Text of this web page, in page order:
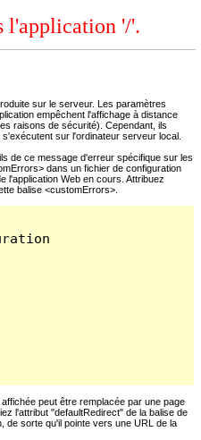
l'application '/'.
sur le serveur. Les paramètres
empêchent l'affichage à distance
raisons de sécurité). Cependant, ils
sur l'ordinateur serveur local.
de ce message d'erreur spécifique sur les
dans un fichier de configuration
l'application Web en cours. Attribuez
balise <customErrors>.
peut être remplacée par une page
l'attribut "defaultRedirect" de la balise de
de sorte qu'il pointe vers une URL de la